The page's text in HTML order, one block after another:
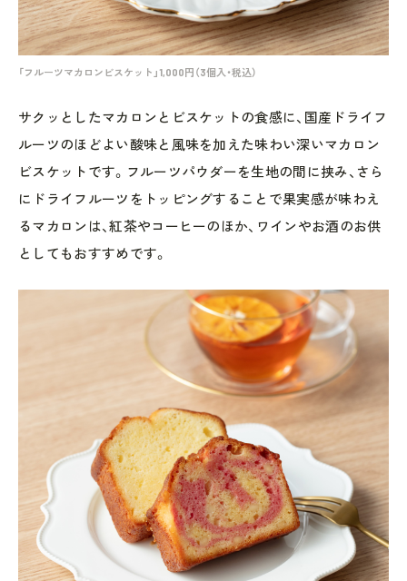
「フルーツマカロンビスケット」1,000円（3個入・税込）
サクッとしたマカロンとビスケットの食感に、国産ドライフ
ルーツのほどよい酸味と風味を加えた味わい深いマカロン
ビスケットです。フルーツパウダーを生地の間に挟み、さら
にドライフルーツをトッピングすることで果実感が味わえ
るマカロンは、紅茶やコーヒーのほか、ワインやお酒のお供
としてもおすすめです。